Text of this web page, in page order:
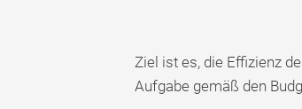
Ziel ist es, die Effizienz
Aufgabe gemäß den